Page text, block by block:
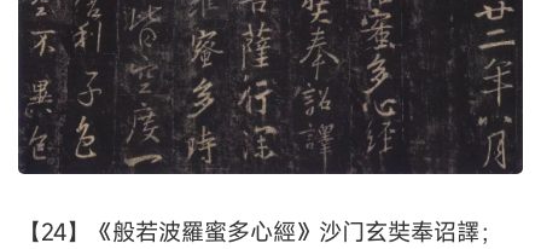
【24】《般若波羅蜜多心經》沙门玄奘奉诏譯；